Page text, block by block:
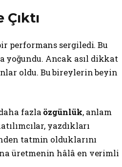
performans sergiledi. Bu
yoğundu. Ancak asıl dikkat
oldu. Bu bireylerin beyin
fazla özgünlük, anlam
yazdıkları
tatmin olduklarını
üretmenin hâlâ en verimli